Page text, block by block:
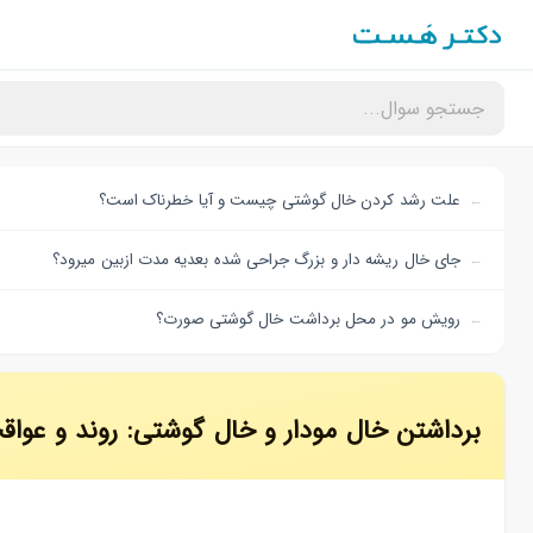
علت رشد کردن خال گوشتی چیست و آیا خطرناک است؟
جای خال ریشه دار و بزرگ جراحی شده بعدیه مدت ازبین میرود؟
رویش مو در محل برداشت خال گوشتی صورت؟
برداشتن خال مودار و خال گوشتی: روند و